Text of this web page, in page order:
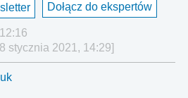
Dołącz do ekspertów
stycznia 2021, 14:29]